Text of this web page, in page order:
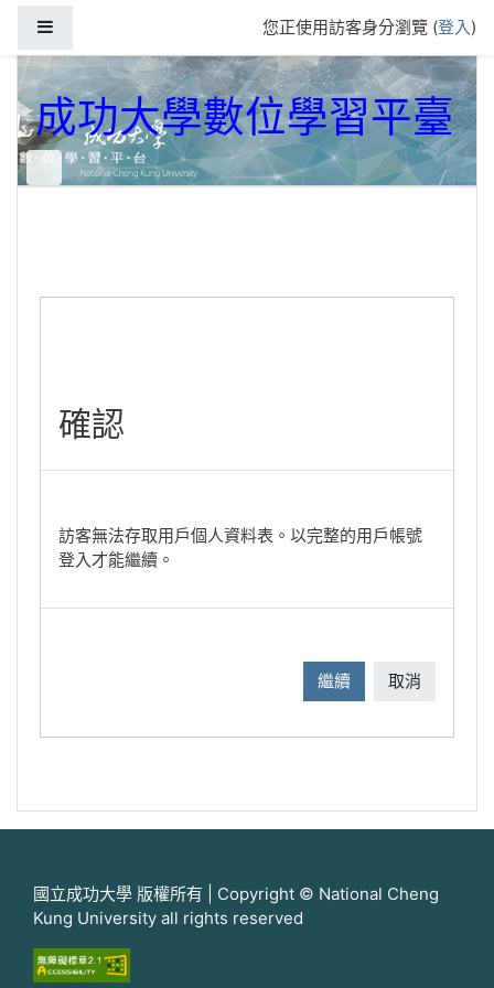
您正使用訪客身分瀏覽 (登入)
成功大學數位學習平臺
確認
訪客無法存取用戶個人資料表。以完整的用戶帳號
登入才能繼續。
繼續 取消
國立成功大學 版權所有 | Copyright © National Cheng
Kung University all rights reserved